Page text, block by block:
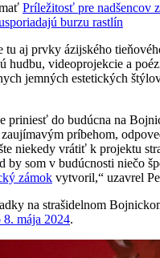
Príležitosť pre nadšencov
burzu rastlín
tu aj prvky ázijského
hudbu, videoprojekcie a
jemných estetických
priniesť do budúcna na
príbehom,
niekedy vrátiť k projektu
by som v budúcnosti niečo
zámok vytvoril,“ uzavrel
na strašidelnom
8. mája 2024.